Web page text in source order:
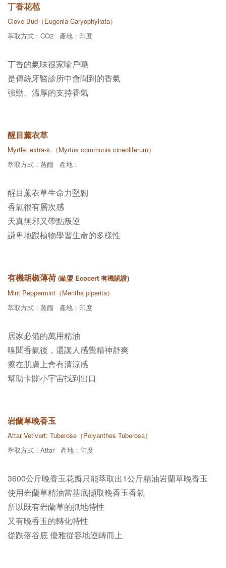
丁香花苞
Clove Bud（Eugenia Caryophyllata）
萃取方式：CO2 產地：印度
丁香的氣味很家喻戶曉
是傳統牙醫診所中會聞到的香氣
強勁、溫厚的支持香氣
醒目薰衣草
Myrtle, extra-s.（Myrtus communis cineoliferum）
萃取方式：蒸餾 產地：
醒目薰衣草生命力堅韌
香氣很有層次感
天真無邪又帶點叛逆
謙卑地跟植物學習生命的多樣性
有機胡椒薄荷 (歐盟 Ecocert 有機認證)
Mint Peppermint（Mentha piperita）
萃取方式：蒸餾 產地：印度
居家必備的萬用精油
嗅聞香氣後，還讓人感覺精神舒爽
擦在肌膚上會有清涼感
幫助卡關小宇宙找到出口
岩蘭草晚香玉
Attar Vetivert: Tuberose（Polyanthes Tuberosa）
萃取方式：Attar
產地：印度
3600公斤晚香玉花瓣只能萃取出1公斤精油岩蘭草晚香玉
使用岩蘭草精油當基底擷取晚香玉香氣
所以既有岩蘭草的抓地特性
又有晚香玉的轉化特性
從跌落谷底 優雅從容地逆轉而上